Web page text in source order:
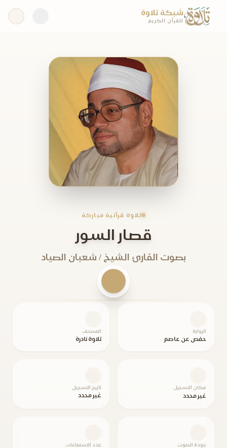
شبكة تلاوة
للقرآن الكريم
تلاوة قرآنية مباركة
قصار السور
بصوت القارئ الشيخ / شعبان الصياد
الرواية
حفص عن عاصم
المصحف
تلاوة نادرة
مكان التسجيل
غير محدد
تاريخ التسجيل
غير محدد
جودة الصوت عدد الاستماعات